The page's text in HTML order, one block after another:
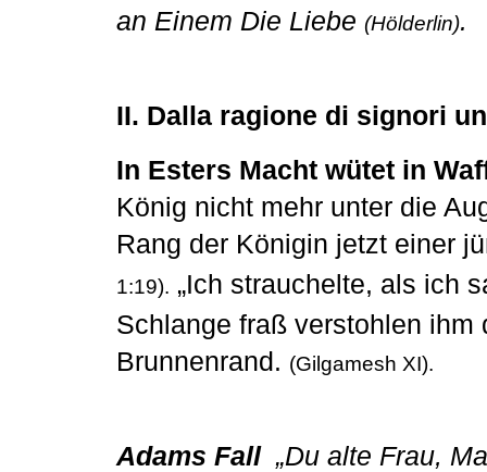
an Einem Die Liebe (Hölderlin).
II. Dalla ragione di signori
In Esters Macht wütet in
König nicht mehr unter die
Rang der Königin jetzt einer
1:19). „Ich strauchelte, als ich
Schlange fraß verstohlen
Brunnenrand. (Gilgamesh XI).
Adams Fall „Du alte Frau,